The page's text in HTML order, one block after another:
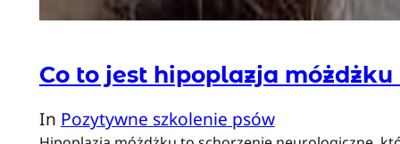
Co to jest hipoplazja móżdżku
In Pozytywne szkolenie psów